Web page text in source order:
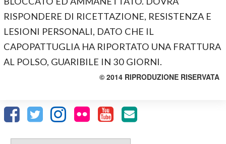
RISPONDERE DI RICETTAZIONE, RESISTENZA E
LESIONI PERSONALI, DATO CHE IL
CAPOPATTUGLIA HA RIPORTATO UNA FRATTURA
AL POLSO, GUARIBILE IN 30 GIORNI.
© 2014 RIPRODUZIONE RISERVATA